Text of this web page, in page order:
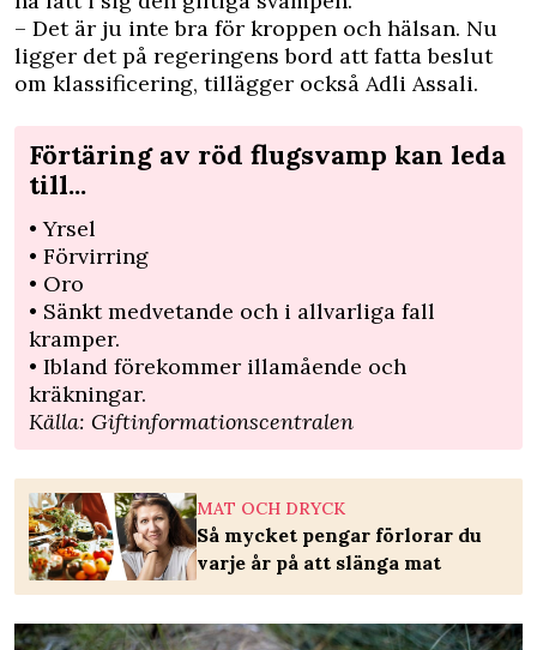
– Det är ju inte bra för kroppen och hälsan. Nu
ligger det på regeringens bord att fatta beslut
om klassificering, tillägger också Adli Assali.
Förtäring av röd flugsvamp kan leda
till...
• Yrsel
• Förvirring
• Oro
• Sänkt medvetande och i allvarliga fall
kramper.
• Ibland förekommer illamående och
kräkningar.
Källa: Giftinformationscentralen
MAT OCH DRYCK
Så mycket pengar förlorar du
varje år på att slänga mat